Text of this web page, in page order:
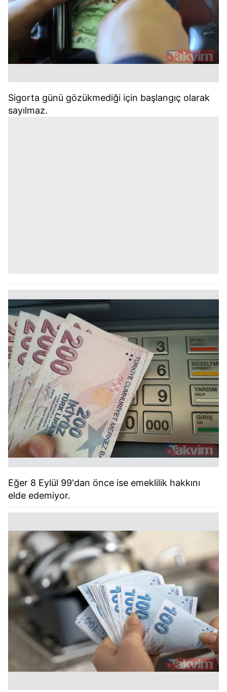
Sigorta günü gözükmediği için başlangıç olarak
sayılmaz.
Eğer 8 Eylül 99'dan önce ise emeklilik hakkını
elde edemiyor.